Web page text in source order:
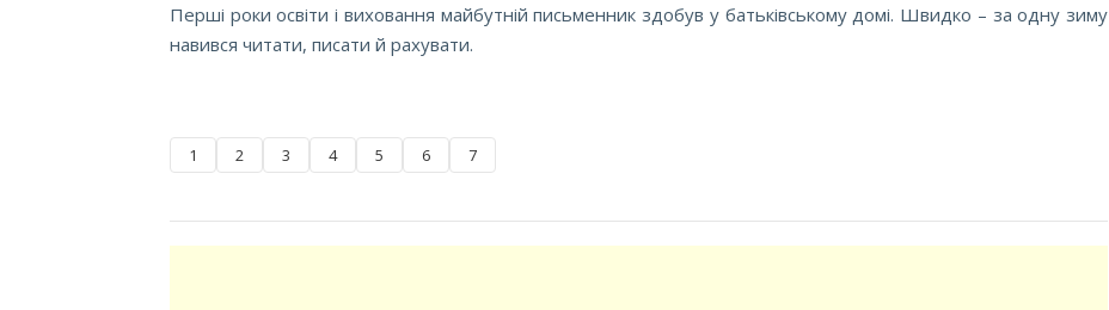
Перші роки освіти і виховання майбутній письменник здобув у батьківському домі. Швидко – за одну зиму
навився читати, писати й рахувати.
1 2 3 4 5 6 7